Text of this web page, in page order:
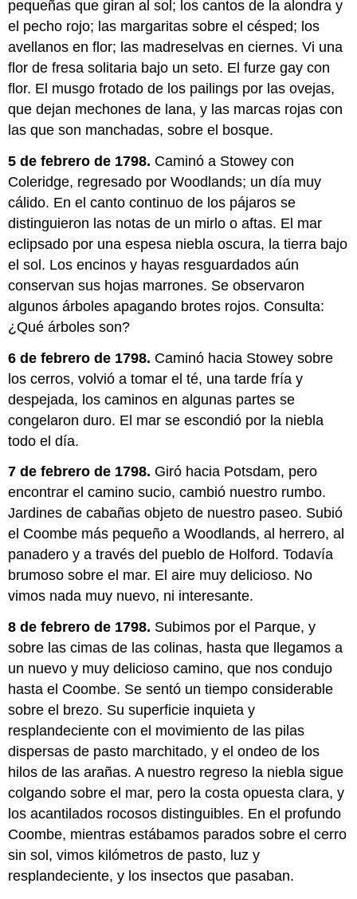
pequeñas que giran al sol; los cantos de la alondra y
el pecho rojo; las margaritas sobre el césped; los
avellanos en flor; las madreselvas en ciernes. Vi una
flor de fresa solitaria bajo un seto. El furze gay con
flor. El musgo frotado de los pailings por las ovejas,
que dejan mechones de lana, y las marcas rojas con
las que son manchadas, sobre el bosque.
5 de febrero de 1798. Caminó a Stowey con
Coleridge, regresado por Woodlands; un día muy
cálido. En el canto continuo de los pájaros se
distinguieron las notas de un mirlo o aftas. El mar
eclipsado por una espesa niebla oscura, la tierra bajo
el sol. Los encinos y hayas resguardados aún
conservan sus hojas marrones. Se observaron
algunos árboles apagando brotes rojos. Consulta:
¿Qué árboles son?
6 de febrero de 1798. Caminó hacia Stowey sobre
los cerros, volvió a tomar el té, una tarde fría y
despejada, los caminos en algunas partes se
congelaron duro. El mar se escondió por la niebla
todo el día.
7 de febrero de 1798. Giró hacia Potsdam, pero
encontrar el camino sucio, cambió nuestro rumbo.
Jardines de cabañas objeto de nuestro paseo. Subió
el Coombe más pequeño a Woodlands, al herrero, al
panadero y a través del pueblo de Holford. Todavía
brumoso sobre el mar. El aire muy delicioso. No
vimos nada muy nuevo, ni interesante.
8 de febrero de 1798. Subimos por el Parque, y
sobre las cimas de las colinas, hasta que llegamos a
un nuevo y muy delicioso camino, que nos condujo
hasta el Coombe. Se sentó un tiempo considerable
sobre el brezo. Su superficie inquieta y
resplandeciente con el movimiento de las pilas
dispersas de pasto marchitado, y el ondeo de los
hilos de las arañas. A nuestro regreso la niebla sigue
colgando sobre el mar, pero la costa opuesta clara, y
los acantilados rocosos distinguibles. En el profundo
Coombe, mientras estábamos parados sobre el cerro
sin sol, vimos kilómetros de pasto, luz y
resplandeciente, y los insectos que pasaban.